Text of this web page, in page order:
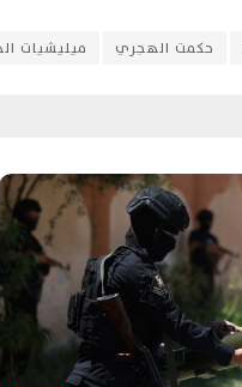
حكمت الهجري ميليشيات